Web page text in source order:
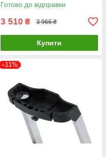
Готово до відправки
3 510 ₴ 3 966 ₴
Купити
–11%